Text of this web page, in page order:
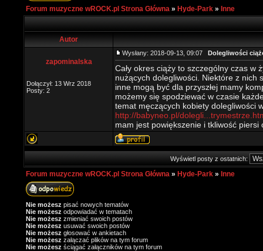
Forum muzyczne wROCK.pl Strona Główna » Hyde-Park » Inne
Autor
zapominalska
Dołączył: 13 Wrz 2018
Posty: 2
Wysłany: 2018-09-13, 09:07 Dolegliwości
Cały okres ciąży to szczególny czas w
nużących dolegliwości. Niektóre z nich
inne mogą być dla przyszłej mamy
możemy się spodziewać w czasie
temat męczących kobiety dolegliwości
http://babyneo.pl/
mam jest powiększenie i tkliwość
Wyświetl posty z ostatnich:
Forum muzyczne wROCK.pl Strona Główna » Hyde-Park » Inne
Nie możesz pisać nowych tematów
Nie możesz odpowiadać w tematach
Nie możesz zmieniać swoich postów
Nie możesz usuwać swoich postów
Nie możesz głosować w ankietach
Nie możesz załączać plików na tym forum
Nie możesz ściągać załączników na tym forum